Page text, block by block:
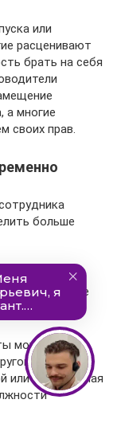
или
расценивают
брать на себя
а многие
своих прав.
больше
с
и совмещение
может и не
или замещаемая